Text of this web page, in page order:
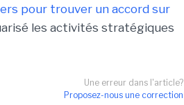
pour trouver un accord sur
les activités stratégiques
Une erreur dans l'article?
Proposez-nous une correction